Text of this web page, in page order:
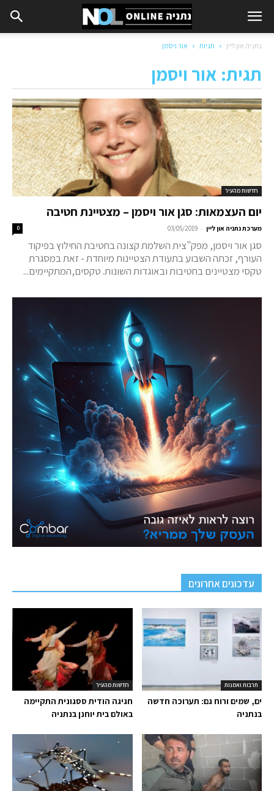
נתניה און ליין תגיות אור ויסמן
תגית: אור ויסמן
חדשות מהעיר
יום העצמאות: סגן אור ויסמן – מצטיינת חטיבה
מערכת נתניה און ליין -
03/05/2019
0
סגן אור ויסמן, מפק"צית השלמת קצונה בחטיבת החילוץ בפיקוד
העורף, זכתה השבוע בתעודת הצטיינות מיוחדת - זאת במסגרת
טקסי מצטיינים בחטיבות ובאוגדות השונות. טקסים,המתקיימים...
עדכונים אחרונים
חדשות מהעיר
חגיגה הודית ססגונית התקיימה
באולם בית יוחנן בנתניה
תרבות ואמנות
ים, שמים ורוח גם: תערוכה חדשה
בנתניה